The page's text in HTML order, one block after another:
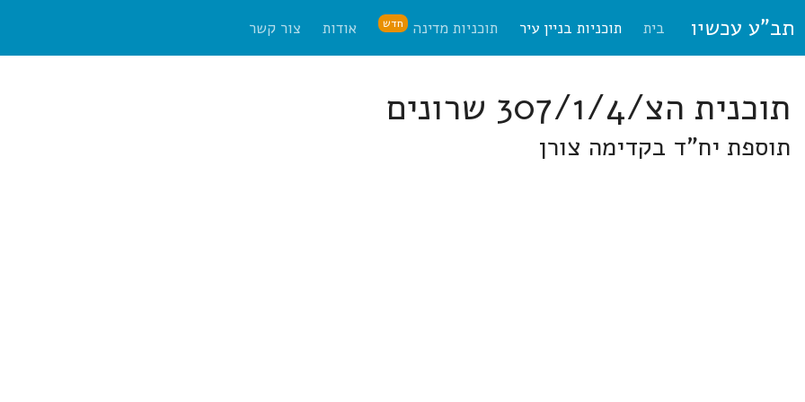
תב"ע עכשיו בית תוכניות בניין עיר תוכניות מדינה חדש אודות צור קשר
תוכנית הצ/307/1/4 שרונים
תוספת יח"ד בקדימה צורן